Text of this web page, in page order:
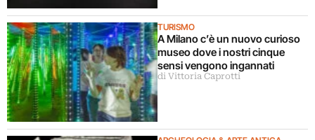
TURISMO
A Milano c’è un nuovo curioso
museo dove i nostri cinque
sensi vengono ingannati
di Vittoria Caprotti